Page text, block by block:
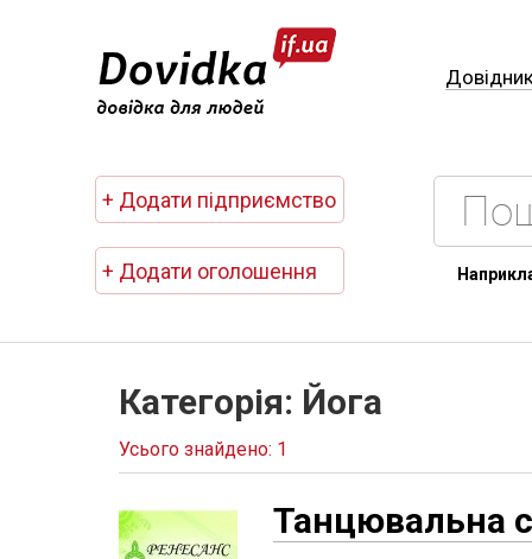
+ Додати підприємство
+ Додати оголошення
Категорія: Йога
Усього знайдено: 1
Танцювальна